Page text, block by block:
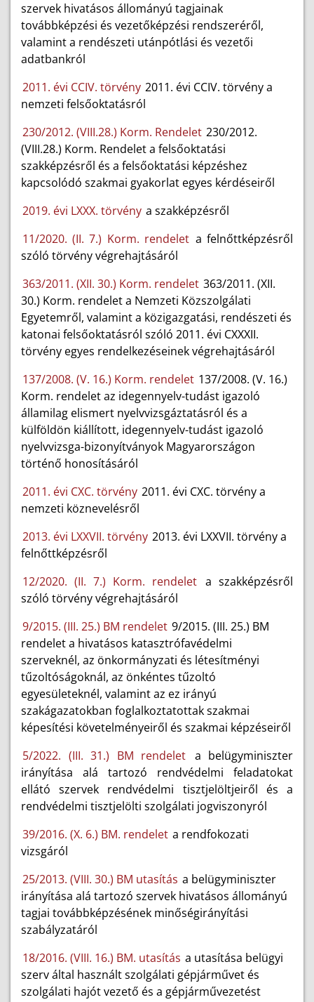
szervek hivatásos állományú tagjainak
továbbképzési és vezetőképzési rendszeréről,
valamint a rendészeti utánpótlási és vezetői
adatbankról
2011. évi CCIV. törvény 2011. évi CCIV. törvény a
nemzeti felsőoktatásról
230/2012. (VIII.28.) Korm. Rendelet 230/2012.
(VIII.28.) Korm. Rendelet a felsőoktatási
szakképzésről és a felsőoktatási képzéshez
kapcsolódó szakmai gyakorlat egyes kérdéseiről
2019. évi LXXX. törvény a szakképzésről
11/2020. (II. 7.) Korm. rendelet a felnőttképzésről
szóló törvény végrehajtásáról
363/2011. (XII. 30.) Korm. rendelet 363/2011. (XII.
30.) Korm. rendelet a Nemzeti Közszolgálati
Egyetemről, valamint a közigazgatási, rendészeti és
katonai felsőoktatásról szóló 2011. évi CXXXII.
törvény egyes rendelkezéseinek végrehajtásáról
137/2008. (V. 16.) Korm. rendelet 137/2008. (V. 16.)
Korm. rendelet az idegennyelv-tudást igazoló
államilag elismert nyelvvizsgáztatásról és a
külföldön kiállított, idegennyelv-tudást igazoló
nyelvvizsga-bizonyítványok Magyarországon
történő honosításáról
2011. évi CXC. törvény 2011. évi CXC. törvény a
nemzeti köznevelésről
2013. évi LXXVII. törvény 2013. évi LXXVII. törvény a
felnőttképzésről
12/2020. (II. 7.) Korm. rendelet a szakképzésről
szóló törvény végrehajtásáról
9/2015. (III. 25.) BM rendelet 9/2015. (III. 25.) BM
rendelet a hivatásos katasztrófavédelmi
szerveknél, az önkormányzati és létesítményi
tűzoltóságoknál, az önkéntes tűzoltó
egyesületeknél, valamint az ez irányú
szakágazatokban foglalkoztatottak szakmai
képesítési követelményeiről és szakmai képzéseiről
5/2022. (III. 31.) BM rendelet a belügyminiszter
irányítása alá tartozó rendvédelmi feladatokat
ellátó szervek rendvédelmi tisztjelöltjeiről és a
rendvédelmi tisztjelölti szolgálati jogviszonyról
39/2016. (X. 6.) BM. rendelet a rendfokozati
vizsgáról
25/2013. (VIII. 30.) BM utasítás a belügyminiszter
irányítása alá tartozó szervek hivatásos állományú
tagjai továbbképzésének minőségirányítási
szabályzatáról
18/2016. (VIII. 16.) BM. utasítás a utasítása belügyi
szerv által használt szolgálati gépjárművet és
szolgálati hajót vezető és a gépjárművezetést